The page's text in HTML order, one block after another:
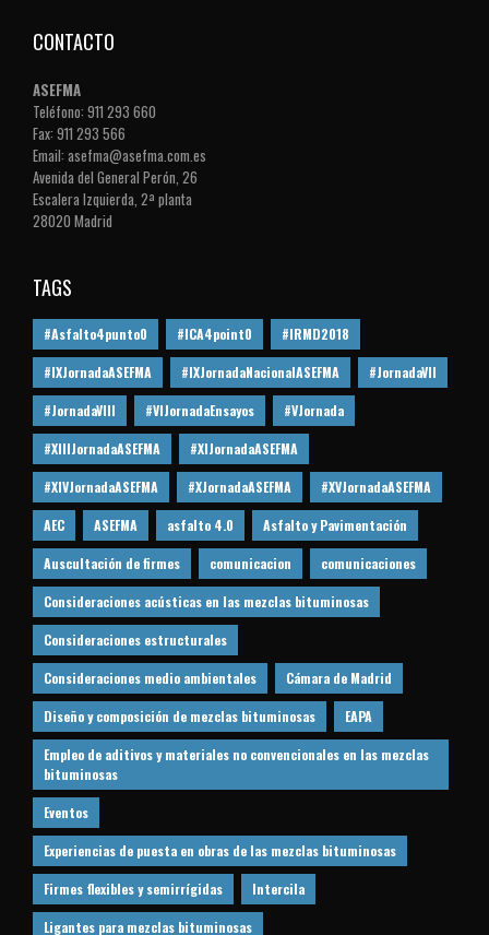
CONTACTO
ASEFMA
Teléfono: 911 293 660
Fax: 911 293 566
Email: asefma@asefma.com.es
Avenida del General Perón, 26
Escalera Izquierda, 2ª planta
28020 Madrid
TAGS
#Asfalto4punto0 #ICA4point0 #IRMD2018
#IXJornadaASEFMA #IXJornadaNacionalASEFMA #JornadaVII
#JornadaVIII #VIJornadaEnsayos #VJornada
#XIIIJornadaASEFMA #XIJornadaASEFMA
#XIVJornadaASEFMA #XJornadaASEFMA #XVJornadaASEFMA
AEC ASEFMA asfalto 4.0 Asfalto y Pavimentación
Auscultación de firmes comunicacion comunicaciones
Consideraciones acústicas en las mezclas bituminosas
Consideraciones estructurales
Consideraciones medio ambientales Cámara de Madrid
Diseño y composición de mezclas bituminosas EAPA
Empleo de aditivos y materiales no convencionales en las mezclas
bituminosas
Eventos
Experiencias de puesta en obras de las mezclas bituminosas
Firmes flexibles y semirrígidas Intercila
Ligantes para mezclas bituminosas